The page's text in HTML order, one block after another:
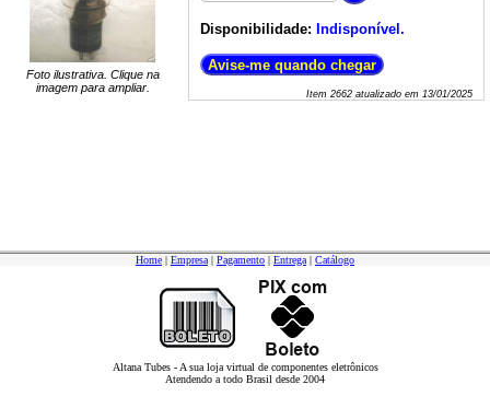
Foto ilustrativa. Clique na
imagem para ampliar.
Disponibilidade: Indisponível.
Item 2662atualizado em 13/01/2025
Home | Empresa | Pagamento | Entrega | Catálogo
Altana Tubes - A sua loja virtual de componentes eletrônicos
Atendendo a todo Brasil desde 2004